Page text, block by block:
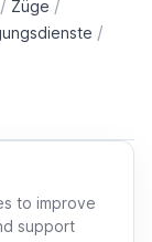
to improve
support
/ Züge /
/
policy